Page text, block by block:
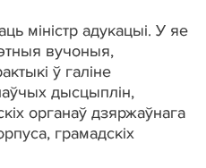
міністр адукацыі. У яе
вучоныя,
ў галіне
дысцыплін,
органаў дзяржаўнага
грамадскіх